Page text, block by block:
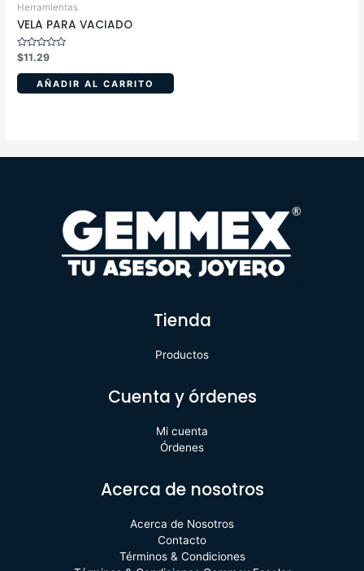
Herramientas
VELA PARA VACIADO
Valorado
en
0
5
$11.29
AÑADIR AL CARRITO
Tienda
Productos
Cuenta y órdenes
Mi cuenta
Órdenes
Acerca de nosotros
Acerca de Nosotros
Contacto
Términos & Condiciones